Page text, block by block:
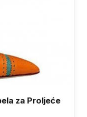
za Proljeće